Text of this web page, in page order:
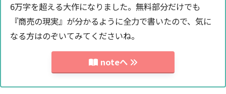
6万字を超える大作になりました。無料部分だけでも
『商売の現実』が分かるように全力で書いたので、気に
なる方はのぞいてみてくださいね。
noteへ